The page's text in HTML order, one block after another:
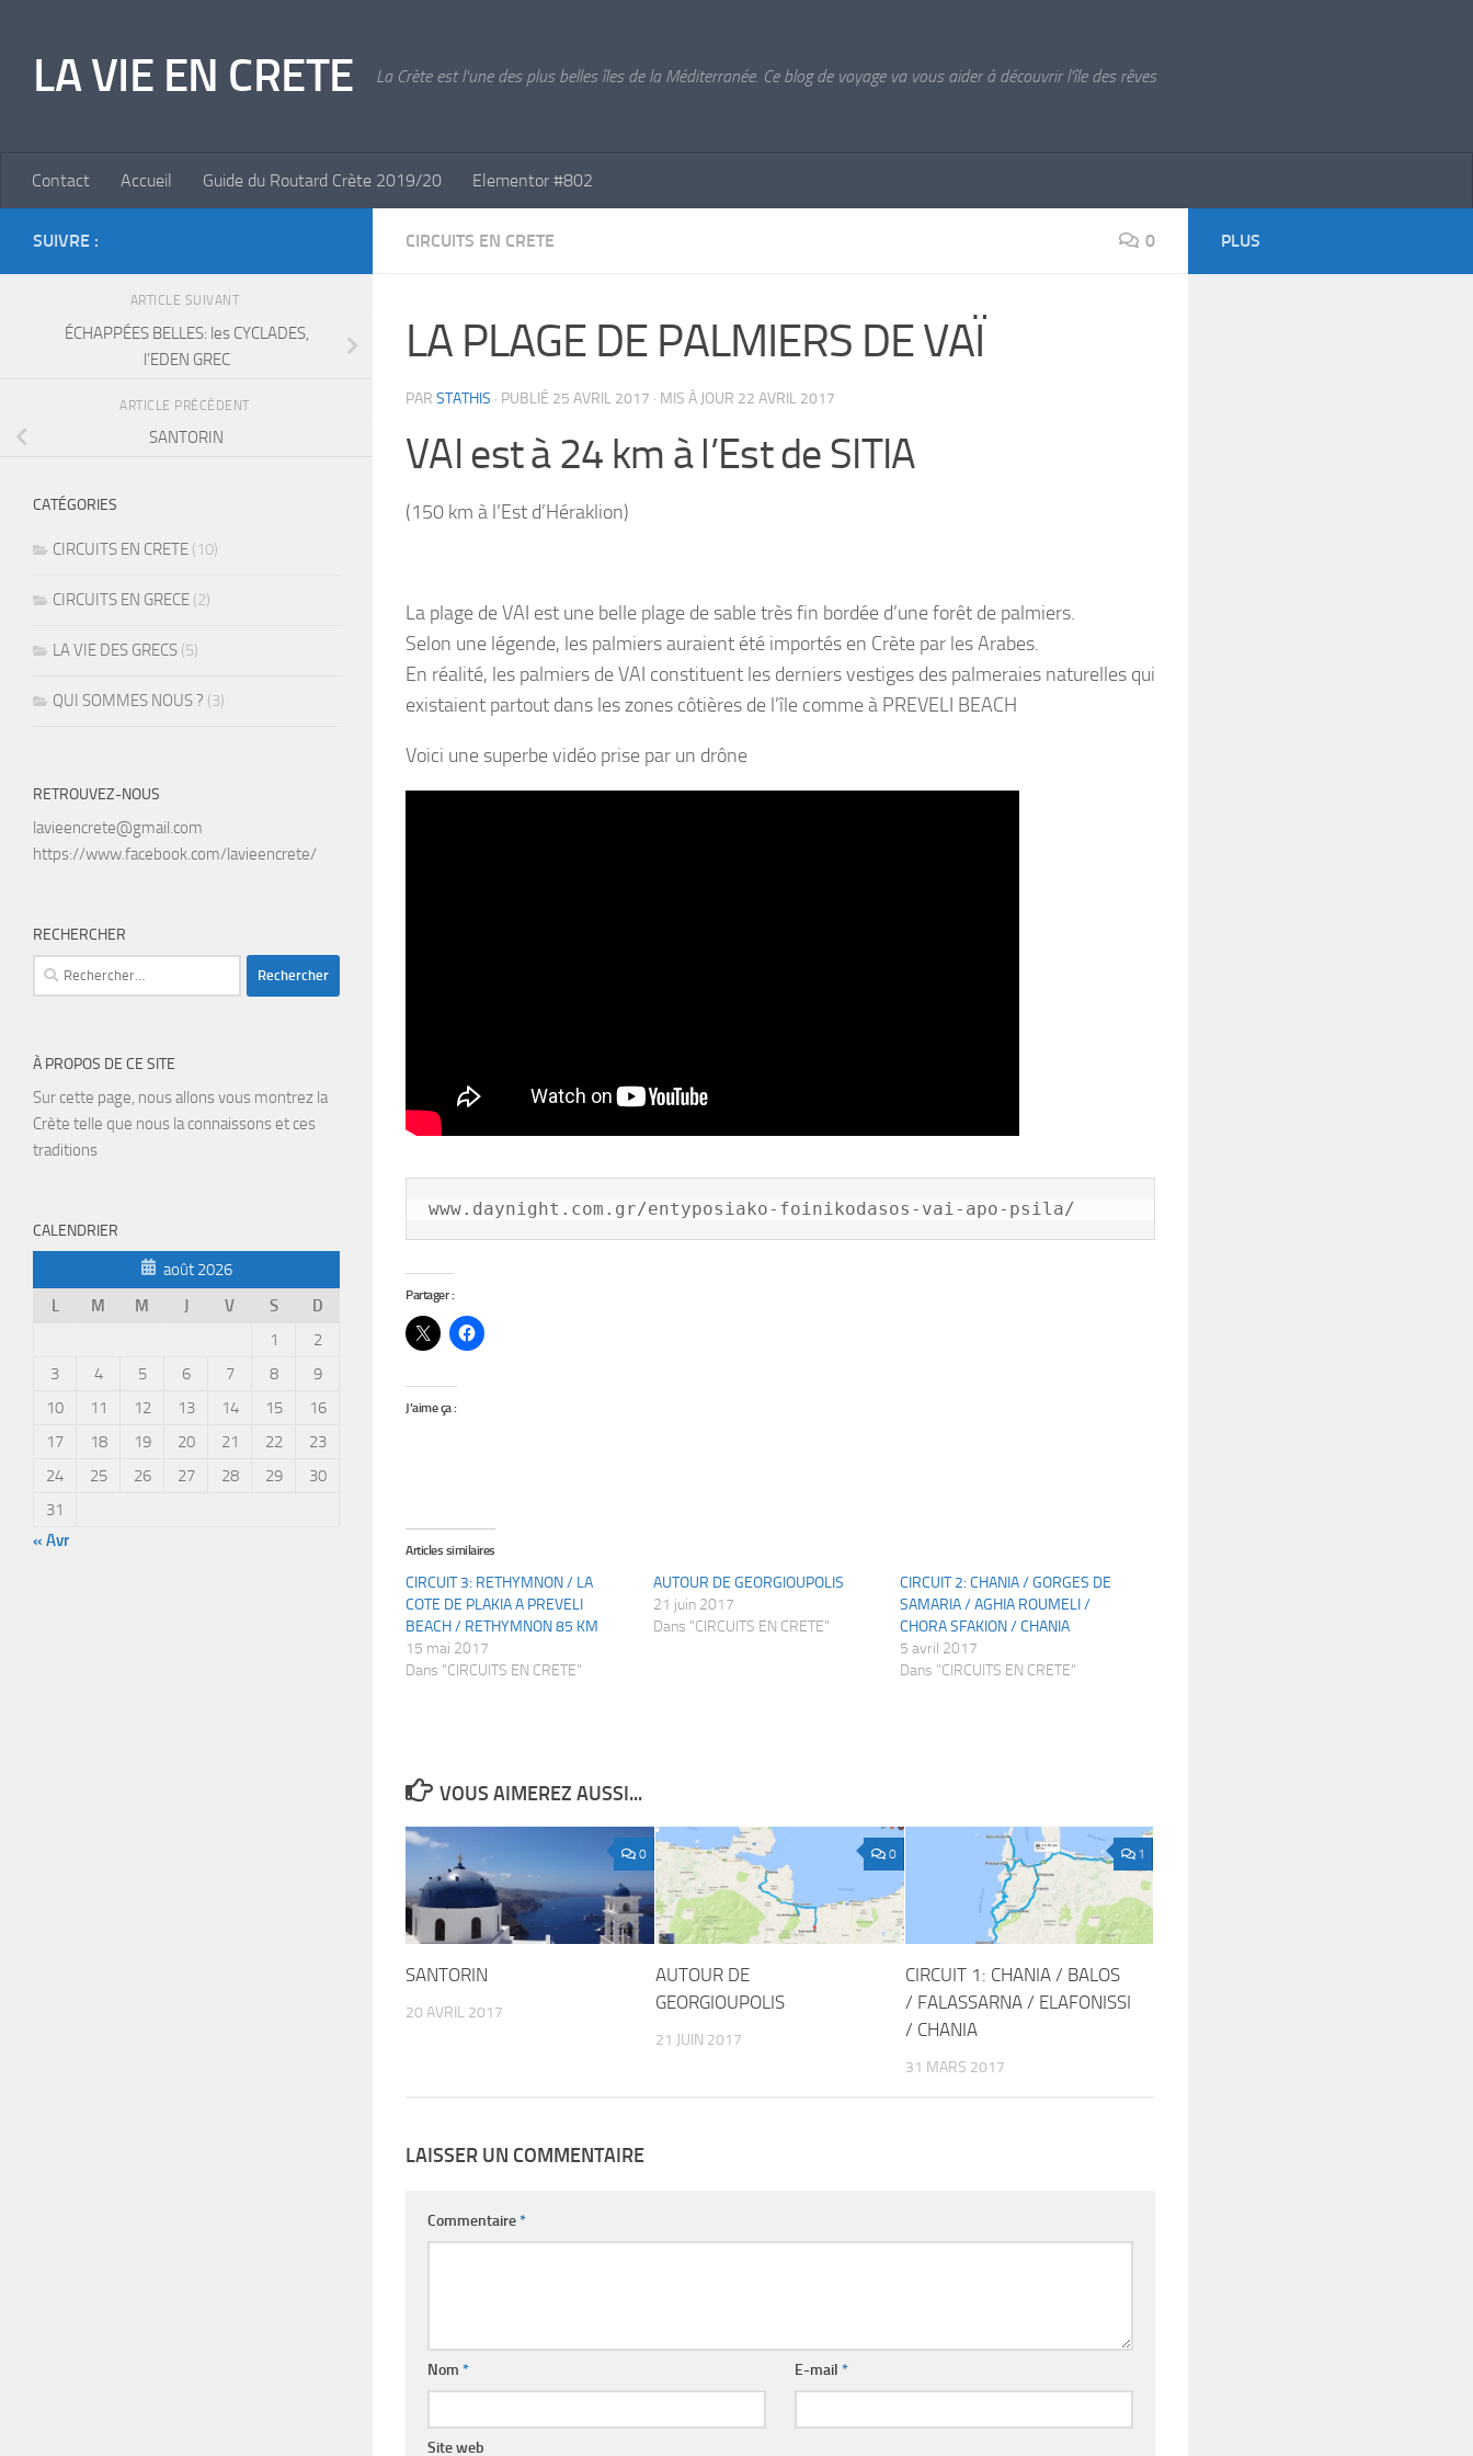
LA VIE EN CRETE La Crète est l'une des plus belles îles de la Méditerranée. Ce blog de voyage va vous aider à découvrir l'île des rêves
Contact Accueil Guide du Routard Crète 2019/20 Elementor #802
CIRCUITS EN CRETE 0
LA PLAGE DE PALMIERS DE VAÏ
PAR STATHIS · PUBLIÉ 25 AVRIL 2017 · MIS À JOUR 22 AVRIL 2017
VAI est à 24 km à l’Est de SITIA
(150 km à l’Est d’Héraklion)
La plage de VAI est une belle plage de sable très fin bordée d’une forêt de palmiers.
Selon une légende, les palmiers auraient été importés en Crète par les Arabes.
En réalité, les palmiers de VAI constituent les derniers vestiges des palmeraies naturelles qui
existaient partout dans les zones côtières de l’île comme à PREVELI BEACH
Voici une superbe vidéo prise par un drône
www.daynight.com.gr/entyposiako-foinikodasos-vai-apo-psila/
Partager :
J’aime ça :
Articles similaires
CIRCUIT 3: RETHYMNON / LA
COTE DE PLAKIA A PREVELI
BEACH / RETHYMNON 85 KM
15 mai 2017
Dans "CIRCUITS EN CRETE"
AUTOUR DE GEORGIOUPOLIS
21 juin 2017
Dans "CIRCUITS EN CRETE"
CIRCUIT 2: CHANIA / GORGES DE
SAMARIA / AGHIA ROUMELI /
CHORA SFAKION / CHANIA
5 avril 2017
Dans "CIRCUITS EN CRETE"
VOUS AIMEREZ AUSSI...
0
SANTORIN
20 AVRIL 2017
0
AUTOUR DE
GEORGIOUPOLIS
21 JUIN 2017
1
CIRCUIT 1: CHANIA / BALOS
/ FALASSARNA / ELAFONISSI
/ CHANIA
31 MARS 2017
LAISSER UN COMMENTAIRE
Commentaire*
Nom * E-mail *
Site web
SUIVRE :
ARTICLE SUIVANT
ÉCHAPPÉES BELLES: les CYCLADES,
l’EDEN GREC
ARTICLE PRÉCÉDENT
SANTORIN
CATÉGORIES
CIRCUITS EN CRETE (10)
CIRCUITS EN GRECE (2)
LA VIE DES GRECS (5)
QUI SOMMES NOUS ? (3)
RETROUVEZ-NOUS
lavieencrete@gmail.com
https://www.facebook.com/lavieencrete/
RECHERCHER
Rechercher :
À PROPOS DE CE SITE
Sur cette page, nous allons vous montrez la
Crète telle que nous la connaissons et ces
traditions
CALENDRIER
août 2026
L
M M J V S
D
1
2
3
4 5 6 7 8
9
10
11 12 13 14 15
16
17
18 19 20 21 22
23
24
25 26 27 28 29
30
31
« Avr
PLUS